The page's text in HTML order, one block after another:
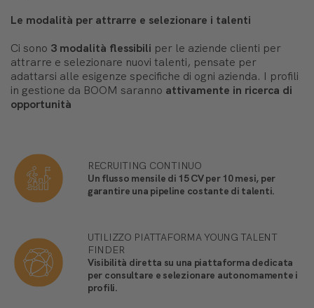
Le modalità per attrarre e selezionare i talenti
Ci sono 3 modalità flessibili per le aziende clienti per
attrarre e selezionare nuovi talenti, pensate per
adattarsi alle esigenze specifiche di ogni azienda. I profili
in gestione da BOOM saranno attivamente in ricerca di
opportunità
RECRUITING CONTINUO
Un flusso mensile di 15 CV per 10 mesi, per
garantire una pipeline costante di talenti.
UTILIZZO PIATTAFORMA YOUNG TALENT
FINDER
Visibilità diretta su una piattaforma dedicata
per consultare e selezionare autonomamente i
profili.